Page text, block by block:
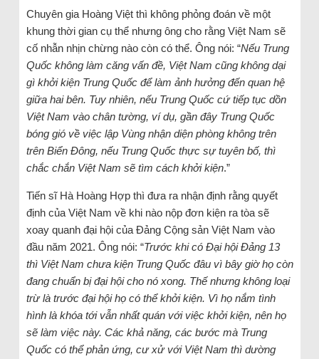
Chuyên gia Hoàng Việt thì không phỏng đoán về một
khung thời gian cụ thể nhưng ông cho rằng Việt Nam sẽ
cố nhẫn nhịn chừng nào còn có thể. Ông nói: “Nếu Trung
Quốc không làm căng vấn đề, Việt Nam cũng không dại
gì khởi kiện Trung Quốc để làm ảnh hưởng đến quan hệ
giữa hai bên. Tuy nhiên, nếu Trung Quốc cứ tiếp tục dồn
Việt Nam vào chân tường, ví dụ, gần đây Trung Quốc
bóng gió về việc lập Vùng nhận diện phòng không trên
trên Biển Đông, nếu Trung Quốc thực sự tuyên bố, thì
chắc chắn Việt Nam sẽ tìm cách khởi kiện.”
Tiến sĩ Hà Hoàng Hợp thì đưa ra nhận định rằng quyết
định của Việt Nam về khi nào nộp đơn kiện ra tòa sẽ
xoay quanh đại hội của Đảng Cộng sản Việt Nam vào
đầu năm 2021. Ông nói: “Trước khi có Đại hội Đảng 13
thì Việt Nam chưa kiện Trung Quốc đâu vì bây giờ họ còn
đang chuẩn bị đại hội cho nó xong. Thế nhưng không loại
trừ là trước đại hội họ có thể khởi kiện. Vì họ nắm tình
hình là khóa tới vẫn nhất quán với việc khởi kiện, nên họ
sẽ làm việc này. Các khả năng, các bước mà Trung
Quốc có thể phản ứng, cư xử với Việt Nam thì dường